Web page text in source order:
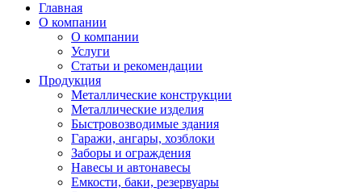
Главная
О компании
О компании
Услуги
Статьи и рекомендации
Продукция
Металлические конструкции
Металлические изделия
Быстровозводимые здания
Гаражи, ангары, хозблоки
Заборы и ограждения
Навесы и автонавесы
Емкости, баки, резервуары